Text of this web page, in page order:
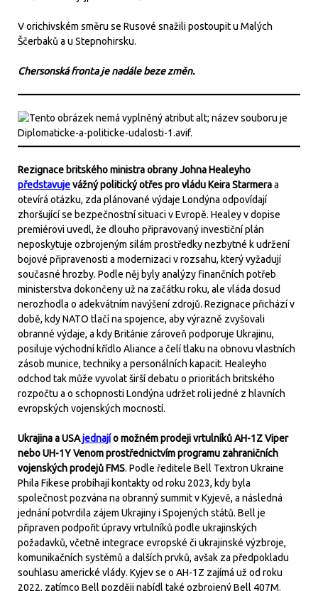
V orichivském směru se Rusové snažili postoupit u Malých
Ščerbaků a u Stepnohirsku.
Chersonská fronta je nadále beze změn.
Rezignace britského ministra obrany Johna Healeyho
představujevážný politický otřes pro vládu Keira Starmeraa
otevírá otázku, zda plánované výdaje Londýna odpovídají
zhoršující se bezpečnostní situaci v Evropě. Healey v dopise
premiérovi uvedl, že dlouho připravovaný investiční plán
neposkytuje ozbrojeným silám prostředky nezbytné k udržení
bojové připravenosti a modernizaci v rozsahu, který vyžadují
současné hrozby. Podle něj byly analýzy finančních potřeb
ministerstva dokončeny už na začátku roku, ale vláda dosud
nerozhodla o adekvátním navýšení zdrojů. Rezignace přichází v
době, kdy NATO tlačí na spojence, aby výrazně zvyšovali
obranné výdaje, a kdy Británie zároveň podporuje Ukrajinu,
posiluje východní křídlo Aliance a čelí tlaku na obnovu vlastních
zásob munice, techniky a personálních kapacit. Healeyho
odchod tak může vyvolat širší debatu o prioritách britského
rozpočtu a o schopnosti Londýna udržet roli jedné z hlavních
evropských vojenských mocností.
Ukrajina a USAjednajío možném prodeji vrtulníků AH-1Z Viper
nebo UH-1Y Venom prostřednictvím programu zahraničních
vojenských prodejů FMS. Podle ředitele Bell Textron Ukraine
Phila Fikese probíhají kontakty od roku 2023, kdy byla
společnost pozvána na obranný summit v Kyjevě, a následná
jednání potvrdila zájem Ukrajiny i Spojených států. Bell je
připraven podpořit úpravy vrtulníků podle ukrajinských
požadavků, včetně integrace evropské či ukrajinské výzbroje,
komunikačních systémů a dalších prvků, avšak za předpokladu
souhlasu americké vlády. Kyjev se o AH-1Z zajímá už od roku
2022, zatímco Bell později nabídl také ozbrojený Bell 407M.